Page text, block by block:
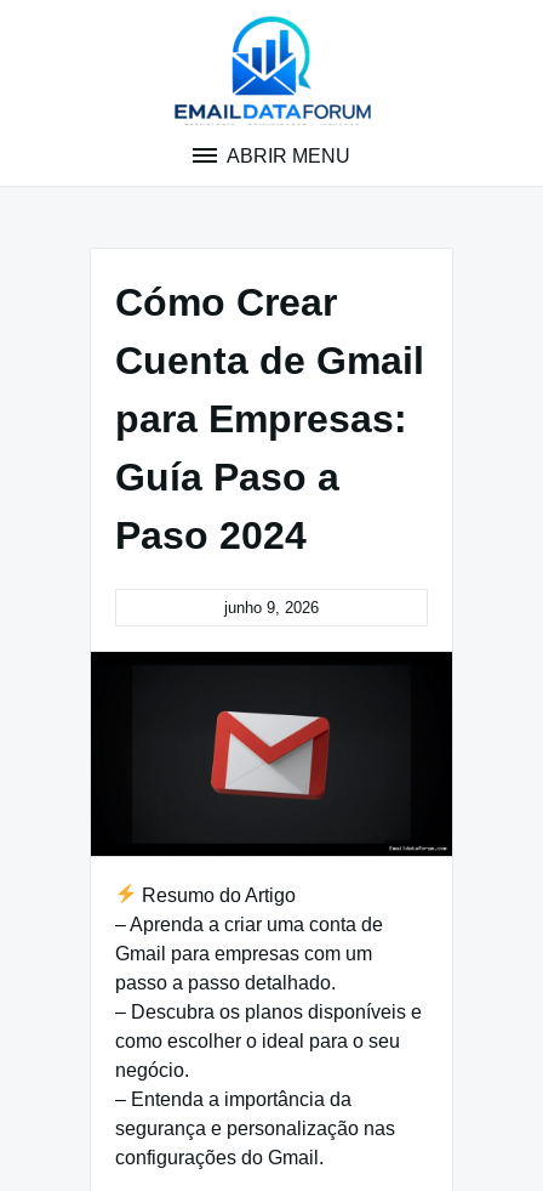
ABRIR MENU
Cómo Crear
Cuenta de Gmail
para Empresas:
Guía Paso a
Paso 2024
junho 9, 2026
Resumo do Artigo
– Aprenda a criar uma conta de
Gmail para empresas com um
passo a passo detalhado.
– Descubra os planos disponíveis e
como escolher o ideal para o seu
negócio.
– Entenda a importância da
segurança e personalização nas
configurações do Gmail.